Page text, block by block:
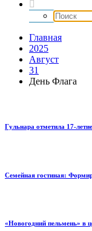
Главная
2025
Август
31
День Флага
Гульнара отметила 17‑летие
Семейная гостиная:
«Новогодний пельмень» в